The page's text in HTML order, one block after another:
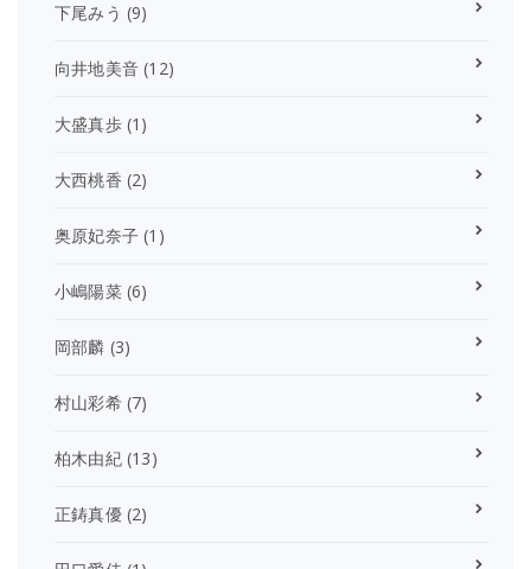
下尾みう (9)
向井地美音 (12)
大盛真歩(1)
大西桃香 (2)
奥原妃奈子 (1)
小嶋陽菜(6)
岡部麟 (3)
村山彩希(7)
柏木由紀(13)
正鋳真優(2)